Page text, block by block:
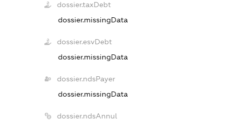
dossier.taxDebt
dossier.missingData
dossier.esvDebt
dossier.missingData
dossier.ndsPayer
dossier.missingData
dossier.ndsAnnul